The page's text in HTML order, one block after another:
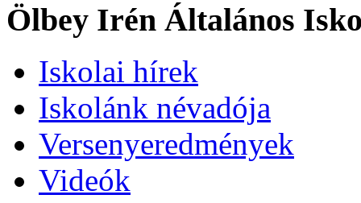
Ölbey Irén Általános
Iskolai hírek
Iskolánk névadója
Versenyeredmények
Videók